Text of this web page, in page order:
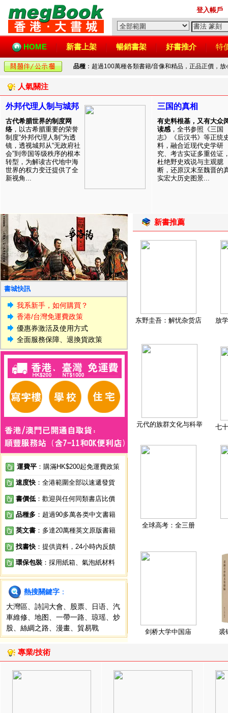
登入帳戶
HOME 新書上架 暢銷書架 好書推介 特
品種 ：超過100萬種各類書籍/音像和精品，正品正價，
人氣關注
外邦代理人制与城邦
古代希腊世界的制度网
络 ，以古希腊重要的荣誉
制度“外邦代理人制”为透
镜，透视城邦从“无政府社
会”到帝国等级秩序的根本
转型，为解读古代地中海
世界的权力变迁提供了全
新视角...
三国的真相
有史料根基，又有大众
读感 ，全书参照《三国
志》《后汉书》等正统
料，融合近现代史学研
究、考古实证多重佐证
杜绝野史戏说与主观臆
断，还原汉末至魏晋的
实宏大历史图景...
書城快訊
我系新手，如何購買？
香港/台灣免運費政策
優惠券激活及使用方式
全面服務保障、退換貨政策
運費平 ：購滿HK$200起免運費政策
速度快 ：全港範圍全部以速遞發貨
書價低 ：歡迎與任何同類書店比價
品種多 ：超過90多萬各类中文書籍
英文書 ：多達20萬種英文原版書籍
找書快 ：提供資料，24小時內反饋
環保包裝 ：採用紙箱、氣泡紙材料
熱搜關鍵字 ：
大灣區
詩詞大會 股票 日语
汽
車維修
地图 一帶一路 琼瑶
炒
股
絲綢之路 漫畫 貿易戰
新書推薦
东野圭吾：解忧杂货店 放
元代的族群文化与科举 七
全球高考：全三册
剑桥大学中国庙 裘
專業/技術